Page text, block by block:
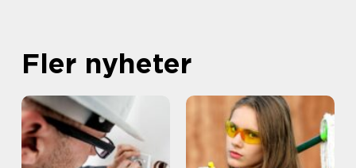
Fler nyheter